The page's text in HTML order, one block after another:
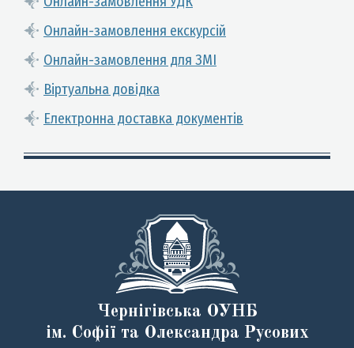
Онлайн-замовлення екскурсій
Онлайн-замовлення для ЗМІ
Віртуальна довідка
Електронна доставка документів
Чернігівська ОУНБ
ім. Софії та Олександра Русових